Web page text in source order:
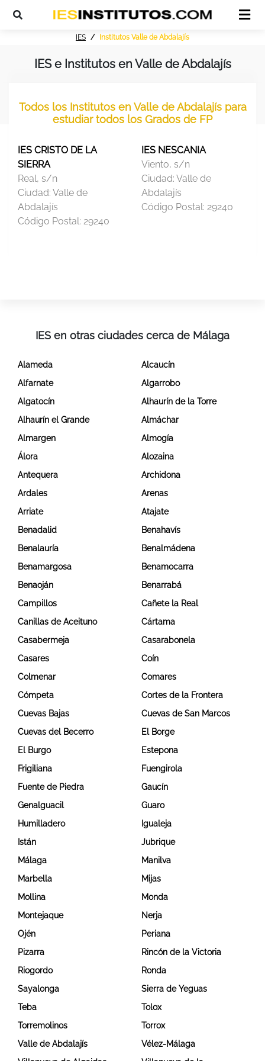
IES Institutos Valle de Abdalajís
IES e Institutos en Valle de Abdalajís
Todos los Institutos en Valle de Abdalajís para
estudiar todos los Grados de FP
IES CRISTO DE LA
SIERRA
Real, s/n
Ciudad: Valle de
Abdalajís
Código Postal: 29240
IES NESCANIA
Viento, s/n
Ciudad: Valle de
Abdalajís
Código Postal: 29240
IES en otras ciudades cerca de Málaga
Alameda
Alcaucín
Alfarnate
Algarrobo
Algatocín
Alhaurín de la Torre
Alhaurín el Grande
Almáchar
Almargen
Almogía
Álora
Alozaina
Antequera
Archidona
Ardales
Arenas
Arriate
Atajate
Benadalid
Benahavís
Benalauría
Benalmádena
Benamargosa
Benamocarra
Benaoján
Benarrabá
Campillos
Cañete la Real
Canillas de Aceituno
Cártama
Casabermeja
Casarabonela
Casares
Coín
Colmenar
Comares
Cómpeta
Cortes de la Frontera
Cuevas Bajas
Cuevas de San Marcos
Cuevas del Becerro
El Borge
El Burgo
Estepona
Frigiliana
Fuengirola
Fuente de Piedra
Gaucín
Genalguacil
Guaro
Humilladero
Igualeja
Istán
Jubrique
Málaga
Manilva
Marbella
Mijas
Mollina
Monda
Montejaque
Nerja
Ojén
Periana
Pizarra
Rincón de la Victoria
Riogordo
Ronda
Sayalonga
Sierra de Yeguas
Teba
Tolox
Torremolinos
Torrox
Valle de Abdalajís
Vélez-Málaga